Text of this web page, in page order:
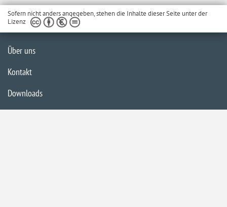
Sofern nicht anders angegeben, stehen die Inhalte dieser Seite unter der
Lizenz
Über uns
Kontakt
Downloads